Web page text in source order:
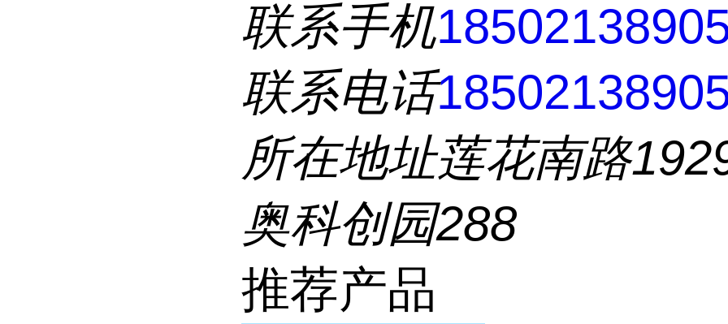
联系手机
联系电话
所在地址莲花南路
奥科创园288
推荐产品